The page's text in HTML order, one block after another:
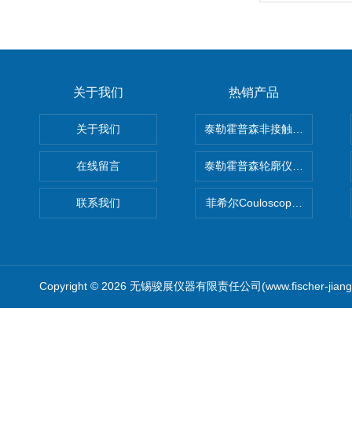
关于我们
关于我们
在线留言
联系我们
热销产品
泰勒霍普森非接触式轮廓仪
泰勒霍普森轮廓仪|TAYLOR
菲希尔Couloscope CMS2电
Copyright © 2026 无锡骏展仪器有限责任公司(www.fischer-